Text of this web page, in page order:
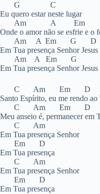
G C
Eu quero estar neste lugar
Am A Em
Onde o amor não se esfrie e o
Am A Em G D
Em Tua presença Senhor Jesus
Am A Em G
Em Tua presença Senhor Jesus
C Am Em D
Santo Espírito, eu me rendo ao
C Am Em D
Meu anseio é, permanecer em
C Am
Em Tua presença Senhor
Em D
Em Tua presença
C Am
Em Tua presença Senhor
Em D
Em Tua presença